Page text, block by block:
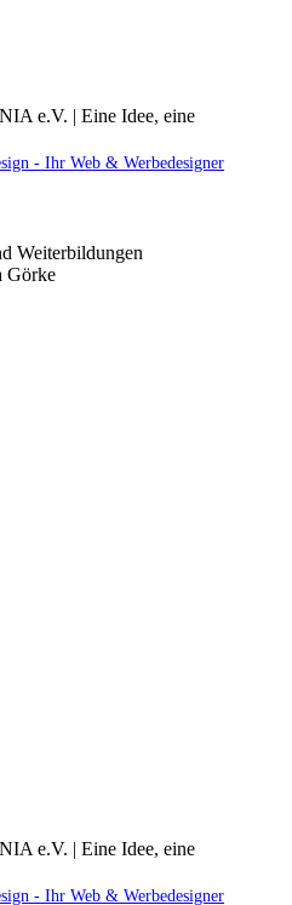
e.V. | Eine Idee, eine
- Ihr Web & Werbedesigner
Weiterbildungen
Görke
e.V. | Eine Idee, eine
- Ihr Web & Werbedesigner